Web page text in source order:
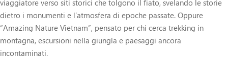
viaggiatore verso siti storici che tolgono il fiato, svelando le storie
dietro i monumenti e l’atmosfera di epoche passate. Oppure
“Amazing Nature Vietnam”, pensato per chi cerca trekking in
montagna, escursioni nella giungla e paesaggi ancora
incontaminati.